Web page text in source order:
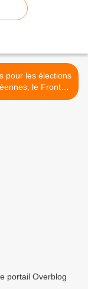
pour les élections
le Front
et le CPNT / MPF
portail Overblog